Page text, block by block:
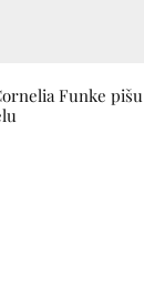
Funke pišu